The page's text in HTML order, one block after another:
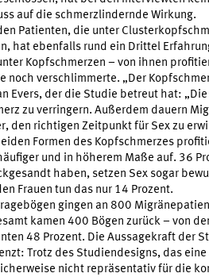
auf die schmerzlindernde Wirkung.
Patienten, die unter
hat ebenfalls rund ein Drittel
Kopfschmerzen – von ihnen
noch verschlimmerte. „Der
Evers, der die Studie betreut hat:
zu verringern. Außerdem dauern
den richtigen Zeitpunkt für Sex zu
Formen des Kopfschmerzes
und in höherem Maße auf. 36
haben, setzen Sex sogar
Frauen tun das nur 14 Prozent.
gingen an 800
kamen 400 Bögen zurück – von
48 Prozent. Die Aussagekraft der
Trotz des Studiendesigns, das
nicht repräsentativ für die